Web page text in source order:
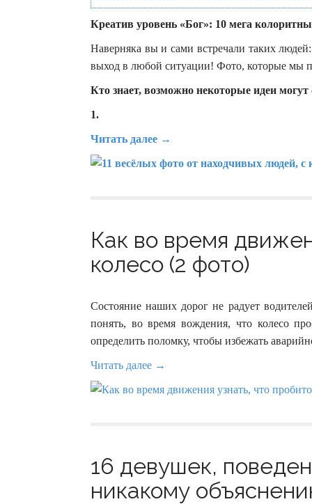
Креатив уровень «Бог»: 10 мега
Наверняка вы и сами встречали таких
выход в любой ситуации! Фото, которые мы
Кто знает, возможно некоторые идеи
1.
Читать далее →
Как во время
колесо (2 фото)
Состояние наших дорог не радует
понять, во время вождения, что колесо
определить поломку, чтобы избежать
Читать далее →
16 девушек,
никакому